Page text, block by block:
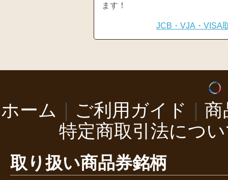
ます！
JCB・VJA・VISA
ホーム ご利用ガイド
商
特定商取引法につ
取り扱い商品券銘柄